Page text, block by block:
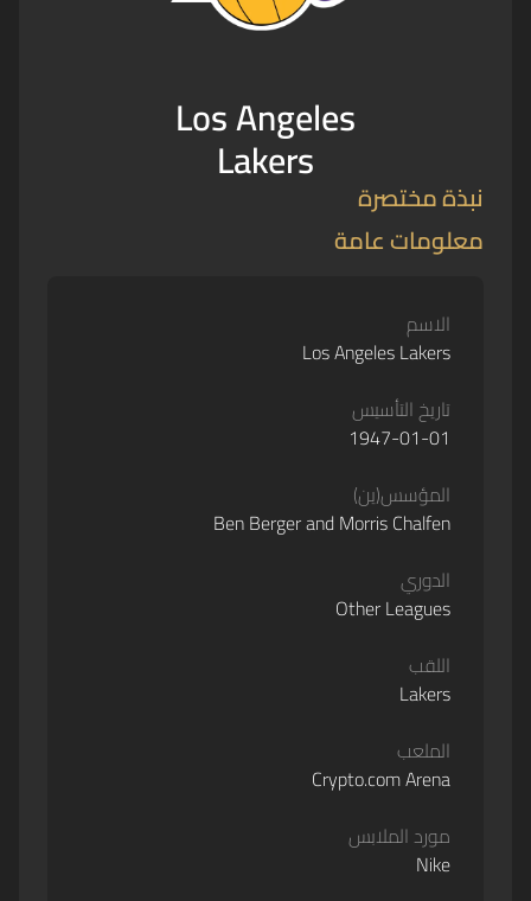
Los Angeles
Lakers
نبذة مختصرة
معلومات عامة
الاسم
Los Angeles Lakers
تاريخ التأسيس
1947-01-01
المؤسس(ين)
Ben Berger and Morris Chalfen
الدوري
Other Leagues
اللقب
Lakers
الملعب
Crypto.com Arena
مورد الملابس
Nike